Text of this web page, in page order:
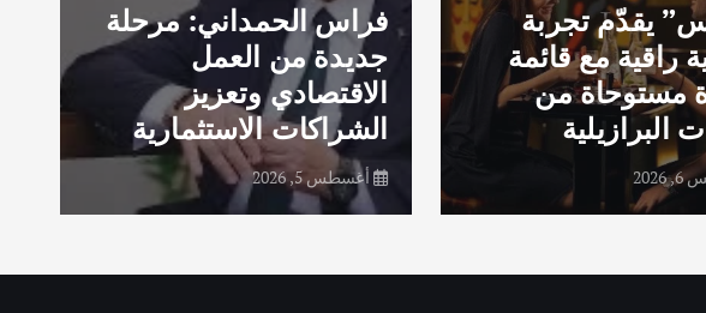
يقدّم تجربة
راقية مع قائمة
مستوحاة من
البرازيلية
فراس الحمداني: مرحلة
جديدة من العمل
الاقتصادي وتعزيز
الشراكات الاستثمارية
أغسطس 5, 2026